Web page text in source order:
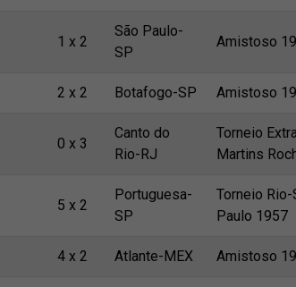
1 x 2
São Paulo-
SP
Amistoso
2 x 2 Botafogo-SP Amistoso
0 x 3
Canto do
Rio-RJ
Torneio
Martins
5 x 2
Portuguesa-
SP
Torneio Rio-
Paulo 1957
4 x 2 Atlante-MEX Amistoso